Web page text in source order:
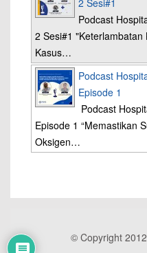
2 Sesi#1
Podcast
2 Sesi#1
Kasus…
Podcast
Episode 1
Podcast
Episode 1 “Memastikan
Oksigen…
© Copyright